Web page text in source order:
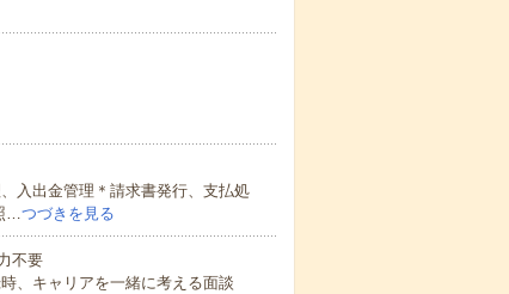
入出金管理＊請求書発行、支払処
…つづきを見る
不要
、キャリアを一緒に考える面談